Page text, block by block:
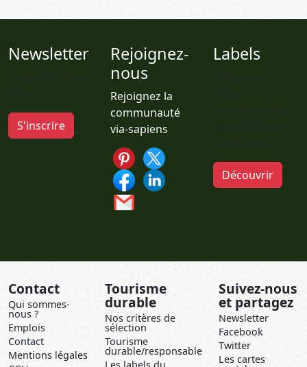
Newsletter
S'inscrire
Rejoignez-
nous
Rejoignez la
communauté
via-sapiens
Labels
Découvrir
Contact
Qui sommes-
nous ?
Emplois
Contact
Mentions légales
Tourisme
durable
Nos critères de
sélection
Tourisme
durable/responsable
Les labels du
Suivez-nous
et partagez
Newsletter
Facebook
Twitter
Les cartes